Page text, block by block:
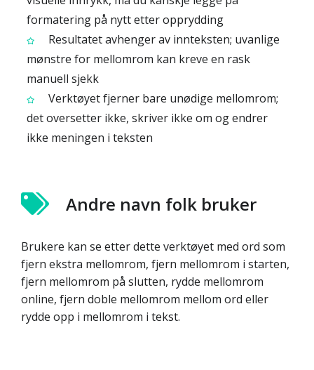
formatering på nytt etter opprydding
Resultatet avhenger av innteksten; uvanlige
mønstre for mellomrom kan kreve en rask
manuell sjekk
Verktøyet fjerner bare unødige mellomrom;
det oversetter ikke, skriver ikke om og endrer
ikke meningen i teksten
Andre navn folk bruker
Brukere kan se etter dette verktøyet med ord som
fjern ekstra mellomrom, fjern mellomrom i starten,
fjern mellomrom på slutten, rydde mellomrom
online, fjern doble mellomrom mellom ord eller
rydde opp i mellomrom i tekst.